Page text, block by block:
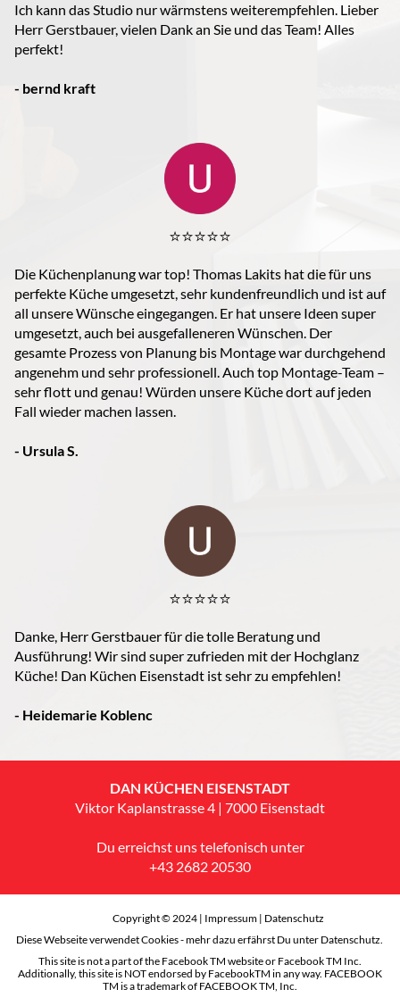
Ich kann das Studio nur wärmstens weiterempfehlen. Lieber
Herr Gerstbauer, vielen Dank an Sie und das Team! Alles
perfekt!
- bernd kraft
⭐️⭐️⭐️⭐️⭐️
Die Küchenplanung war top! Thomas Lakits hat die für uns
perfekte Küche umgesetzt, sehr kundenfreundlich und ist auf
all unsere Wünsche eingegangen. Er hat unsere Ideen super
umgesetzt, auch bei ausgefalleneren Wünschen. Der
gesamte Prozess von Planung bis Montage war durchgehend
angenehm und sehr professionell. Auch top Montage-Team –
sehr flott und genau! Würden unsere Küche dort auf jeden
Fall wieder machen lassen.
- Ursula S.
⭐️⭐️⭐️⭐️⭐️
Danke, Herr Gerstbauer für die tolle Beratung und
Ausführung! Wir sind super zufrieden mit der Hochglanz
Küche! Dan Küchen Eisenstadt ist sehr zu empfehlen!
- Heidemarie Koblenc
DAN KÜCHEN EISENSTADT
Viktor Kaplanstrasse 4 | 7000 Eisenstadt
Du erreichst uns telefonisch unter
+43 2682 20530
Copyright © 2024 | Impressum| Datenschutz
Diese Webseite verwendet Cookies - mehr dazu erfährst Du unter Datenschutz.
This site is not a part of the Facebook TM website or Facebook TM Inc.
Additionally, this site is NOT endorsed by FacebookTM in any way. FACEBOOK
TM is a trademark of FACEBOOK TM, Inc.